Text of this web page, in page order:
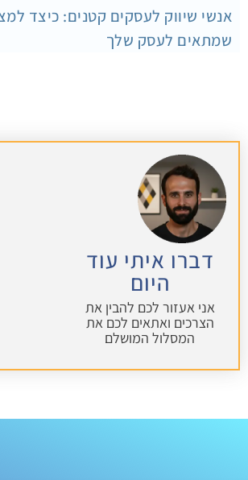
אנשי שיווק לעסקים קטנים: כיצד
שמתאים לעסק שלך
דברו איתי עוד
היום
אני אעזור לכם להבין את
הצרכים ואתאים לכם את
המסלול המושלם